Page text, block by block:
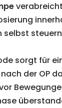
selbst
sorgt für
nach der OP